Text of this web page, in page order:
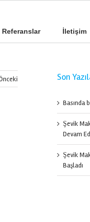
Referanslar İletişim
Son
Basında
Şevik
Devam
Şevik
Başladı